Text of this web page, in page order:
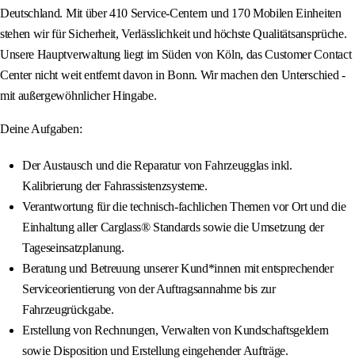
Deutschland. Mit über 410 Service-Centern und 170 Mobilen Einheiten
stehen wir für Sicherheit, Verlässlichkeit und höchste Qualitätsansprüche.
Unsere Hauptverwaltung liegt im Süden von Köln, das Customer Contact
Center nicht weit entfernt davon in Bonn. Wir machen den Unterschied -
mit außergewöhnlicher Hingabe.
Deine Aufgaben:
Der Austausch und die Reparatur von Fahrzeugglas inkl.
Kalibrierung der Fahrassistenzsysteme.
Verantwortung für die technisch-fachlichen Themen vor Ort und die
Einhaltung aller Carglass® Standards sowie die Umsetzung der
Tageseinsatzplanung.
Beratung und Betreuung unserer Kund*innen mit entsprechender
Serviceorientierung von der Auftragsannahme bis zur
Fahrzeugrückgabe.
Erstellung von Rechnungen, Verwalten von Kundschaftsgeldern
sowie Disposition und Erstellung eingehender Aufträge.